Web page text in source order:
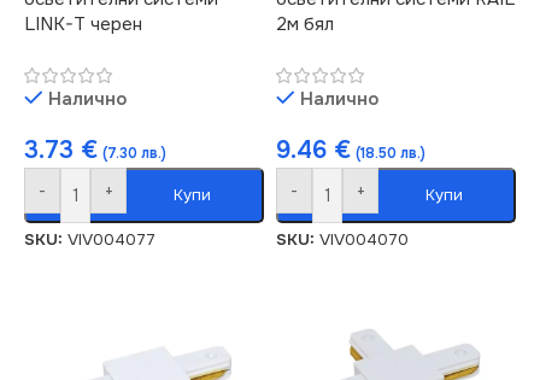
LINK-T черен
Налично
3.73 € (7.30 лв.)
- + Купи
SKU: VIV004077
2м бял
Налично
9.46 € (18.50 лв.)
- + Купи
SKU: VIV004070